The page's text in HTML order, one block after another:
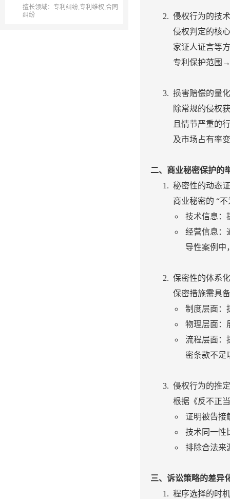
擅长领域：专利纠纷,专利维权,合同
纠纷
侵权行为的技
侵权判定的核
家证人证言等
专利保护范围
损害赔偿的量
除常规的侵权
且情节严重的
及市场占有率
二、商业秘密保护的
秘密性的动态
商业秘密的 “
技术信息：
经营信息：
导性案例中
保密性的体系
保密措施需具
制度层面：
物理层面：
流程层面：
密条款不足
侵权行为的推
根据《反不正
证明被告接
技术同一性
排除合法来
三、诉讼策略的差异
程序选择的时